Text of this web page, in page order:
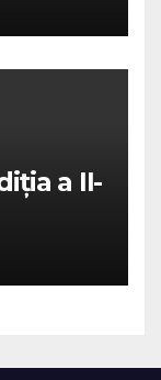
a II-